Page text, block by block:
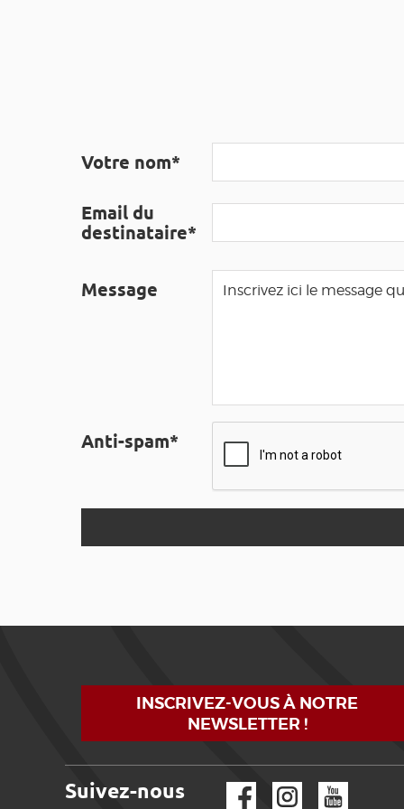
Votre nom*
Email du
destinataire*
Message
Anti-spam*
INSCRIVEZ-VOUS À NOTRE
NEWSLETTER !
Suivez-nous